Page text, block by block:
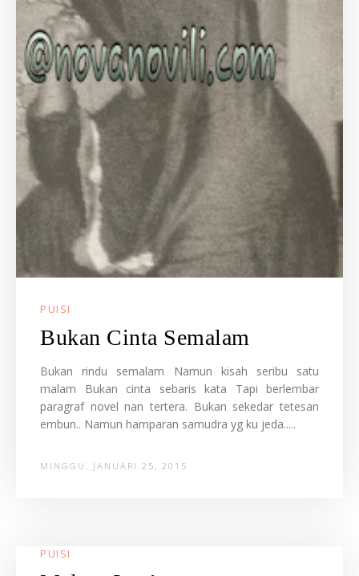
PUISI
Bukan Cinta Semalam
Bukan rindu semalam Namun kisah seribu satu
malam Bukan cinta sebaris kata Tapi berlembar
paragraf novel nan tertera. Bukan sekedar tetesan
embun.. Namun hamparan samudra yg ku jeda.....
MINGGU, JANUARI 25, 2015
PUISI